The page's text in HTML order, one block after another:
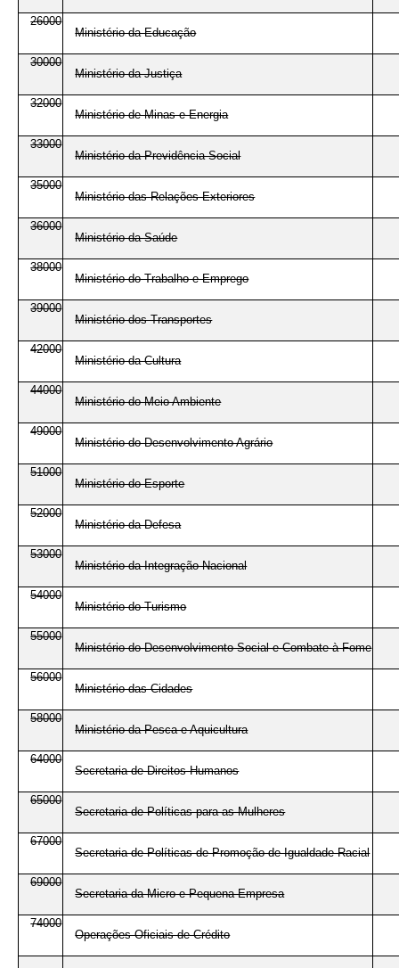
26000
Ministério da Educação
30000
Ministério da Justiça
32000
Ministério de Minas e Energia
33000
Ministério da Previdência Social
35000
Ministério das Relações Exteriores
36000
Ministério da Saúde
38000
Ministério do Trabalho e Emprego
39000
Ministério dos Transportes
42000
Ministério da Cultura
44000
Ministério do Meio Ambiente
49000
Ministério do Desenvolvimento Agrário
51000
Ministério do Esporte
52000
Ministério da Defesa
53000
Ministério da Integração Nacional
54000
Ministério do Turismo
55000
Ministério do Desenvolvimento Social e Combate à Fome
56000
Ministério das Cidades
58000
Ministério da Pesca e Aquicultura
64000
Secretaria de Direitos Humanos
65000
Secretaria de Políticas para as Mulheres
67000
Secretaria de Políticas de Promoção de Igualdade Racial
69000
Secretaria da Micro e Pequena Empresa
74000
Operações Oficiais de Crédito